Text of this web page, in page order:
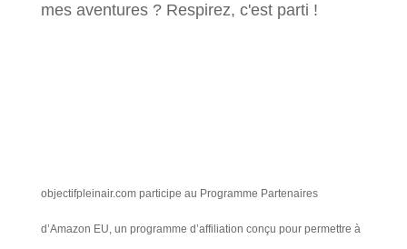
mes aventures ? Respirez, c'est parti !
objectifpleinair.com participe au Programme Partenaires
d’Amazon EU, un programme d’affiliation conçu pour permettre à